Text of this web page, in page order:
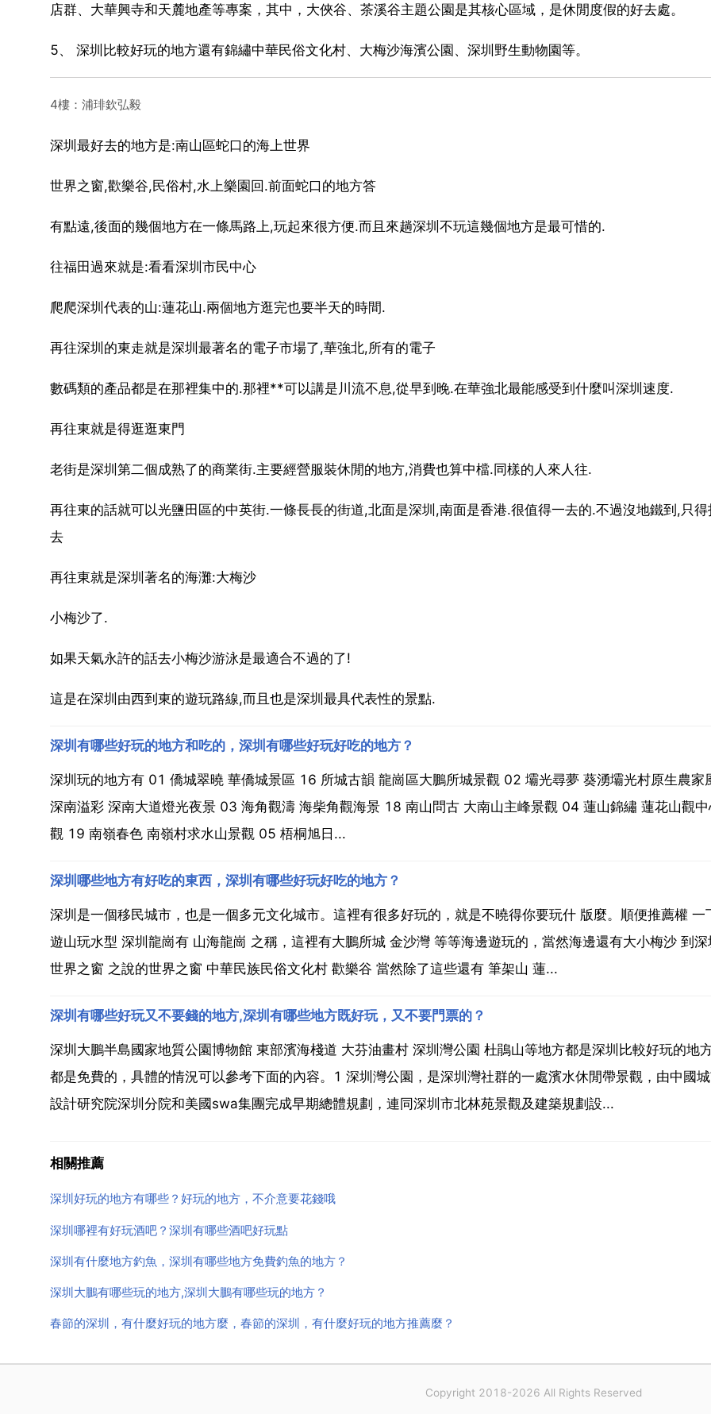
店群、大華興寺和天麓地產等專案，其中，大俠谷、茶溪谷主題公園是其核心區域，是休閒度假的好去處。
5、 深圳比較好玩的地方還有錦繡中華民俗文化村、大梅沙海濱公園、深圳野生動物園等。
4樓：浦琲欽弘毅
深圳最好去的地方是:南山區蛇口的海上世界
世界之窗,歡樂谷,民俗村,水上樂園回.前面蛇口的地方答
有點遠,後面的幾個地方在一條馬路上,玩起來很方便.而且來趟深圳不玩這幾個地方是最可惜的.
往福田過來就是:看看深圳市民中心
爬爬深圳代表的山:蓮花山.兩個地方逛完也要半天的時間.
再往深圳的東走就是深圳最著名的電子市場了,華強北,所有的電子
數碼類的產品都是在那裡集中的.那裡**可以講是川流不息,從早到晚.在華強北最能感受到什麼叫深圳速度.
再往東就是得逛逛東門
老街是深圳第二個成熟了的商業街.主要經營服裝休閒的地方,消費也算中檔.同樣的人來人往.
再往東的話就可以光鹽田區的中英街.一條長長的街道,北面是深圳,南面是香港.很值得一去的.不過沒地鐵到,只
去
再往東就是深圳著名的海灘:大梅沙
小梅沙了.
如果天氣永許的話去小梅沙游泳是最適合不過的了!
這是在深圳由西到東的遊玩路線,而且也是深圳最具代表性的景點.
深圳有哪些好玩的地方和吃的，深圳有哪些好玩好吃的地方？
深圳玩的地方有 01 僑城翠曉 華僑城景區 16 所城古韻 龍崗區大鵬所城景觀 02 壩光尋夢 葵湧壩光村原生農家
深南溢彩 深南大道燈光夜景 03 海角觀濤 海柴角觀海景 18 南山問古 大南山主峰景觀 04 蓮山錦繡 蓮花山觀
觀 19 南嶺春色 南嶺村求水山景觀 05 梧桐旭日...
深圳哪些地方有好吃的東西，深圳有哪些好玩好吃的地方？
深圳是一個移民城市，也是一個多元文化城市。這裡有很多好玩的，就是不曉得你要玩什 版麼。順便推薦權 一
遊山玩水型 深圳龍崗有 山海龍崗 之稱，這裡有大鵬所城 金沙灣 等等海邊遊玩的，當然海邊還有大小梅沙 到
世界之窗 之說的世界之窗 中華民族民俗文化村 歡樂谷 當然除了這些還有 筆架山 蓮...
深圳有哪些好玩又不要錢的地方,深圳有哪些地方既好玩，又不要門票的？
深圳大鵬半島國家地質公園博物館 東部濱海棧道 大芬油畫村 深圳灣公園 杜鵑山等地方都是深圳比較好玩的地
都是免費的，具體的情況可以參考下面的內容。1 深圳灣公園，是深圳灣社群的一處濱水休閒帶景觀，由中國
設計研究院深圳分院和美國swa集團完成早期總體規劃，連同深圳市北林苑景觀及建築規劃設...
相關推薦
深圳好玩的地方有哪些？好玩的地方，不介意要花錢哦
深圳哪裡有好玩酒吧？深圳有哪些酒吧好玩點
深圳有什麼地方釣魚，深圳有哪些地方免費釣魚的地方？
深圳大鵬有哪些玩的地方,深圳大鵬有哪些玩的地方？
春節的深圳，有什麼好玩的地方麼，春節的深圳，有什麼好玩的地方推薦麼？
Copyright 2018-2026 All Rights Reserved